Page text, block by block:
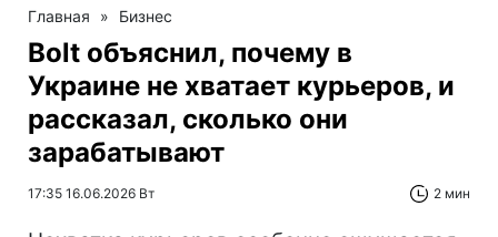
Главная » Бизнес
Bolt объяснил, почему в
Украине не хватает курьеров, и
рассказал, сколько они
зарабатывают
17:35 16.06.2026 Вт 2 мин